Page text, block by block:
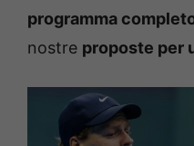
programma
nostre proposte per